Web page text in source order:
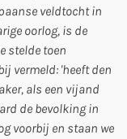
veldtocht in
oorlog, is de
stelde toen
vermeld: 'heeft den
als een vijand
de bevolking in
voorbij en staan we